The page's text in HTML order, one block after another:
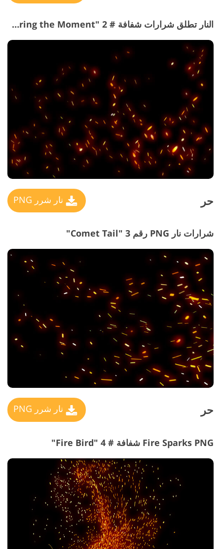
النار تطلق شرارات شفافة # 2 "Savoring the Moment"
حر نار شرر PNG
شرارات نار PNG رقم 3 "Comet Tail"
حر نار شرر PNG
Fire Sparks PNG شفافة # 4 "Fire Bird"